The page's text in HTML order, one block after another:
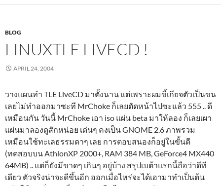
BLOG
LINUXTLE LIVECD !
APRIL 24, 2004
วางแผนทำ TLE LiveCD มาตั้งนาน แต่เพราะผมขี้เกียจตัวเป็นขน
เลยไม่ทำออกมาซะที MrChoke ก็เลยตัดหน้าไปซะแล้ว 555 .. ดี
เหมือนกัน วันนี้ MrChoke เอา iso แผ่น beta มาให้ลอง ก็เลยเผา
แผ่นมาลองดูสักหน่อย เด่นๆ คงเป็น GNOME 2.6 ภาพรวม
เหมือนใช้ทะเลธรรมดาๆ เลย การตอบสนองก็อยู่ในขั้นดี
(ทดสอบบน AthlonXP 2000+, RAM 384 MB, GeForce4 MX440
64MB) .. แต่ก็ยังมีขาดๆ เกินๆ อยู่บ้าง สรุปเบต้าแรกนี้ถือว่าดีที
เดียว ตัวจริงน่าจะดีขึ้นอีก ออกเมื่อไหร่จะได้เอามาทำเป็นต้น